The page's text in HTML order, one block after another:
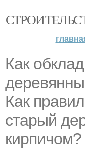
Как
Как
старый
кирпичом?